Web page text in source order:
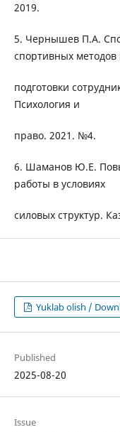
2019.
5. Чернышев П.А.
спортивных методов
подготовки
Психология и
право. 2021. №4.
6. Шаманов Ю.Е.
работы в условиях
силовых структур.
Yuklab olish /
Published
2025-08-20
Issue